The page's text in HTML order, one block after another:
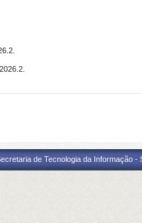
de Tecnologia da Informação